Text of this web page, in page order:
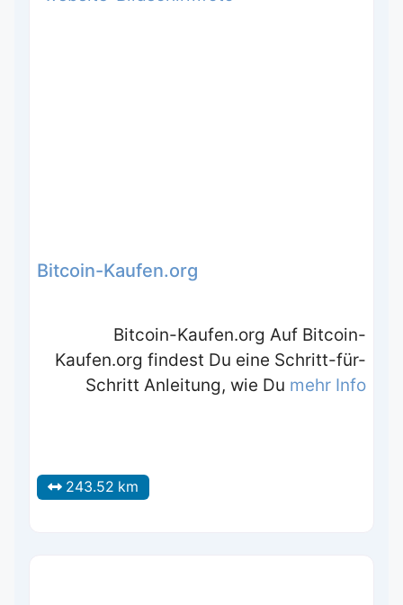
Bitcoin-Kaufen.org
Bitcoin-Kaufen.org Auf Bitcoin-
Kaufen.org findest Du eine Schritt-für-
Schritt Anleitung, wie Du mehr Info
243.52 km